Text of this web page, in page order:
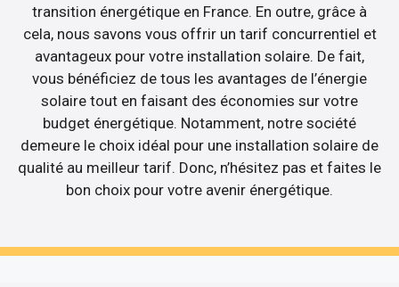
transition énergétique en France. En outre, grâce à
cela, nous savons vous offrir un tarif concurrentiel et
avantageux pour votre installation solaire. De fait,
vous bénéficiez de tous les avantages de l’énergie
solaire tout en faisant des économies sur votre
budget énergétique. Notamment, notre société
demeure le choix idéal pour une installation solaire de
qualité au meilleur tarif. Donc, n’hésitez pas et faites le
bon choix pour votre avenir énergétique.